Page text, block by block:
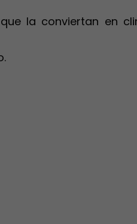
la conviertan en